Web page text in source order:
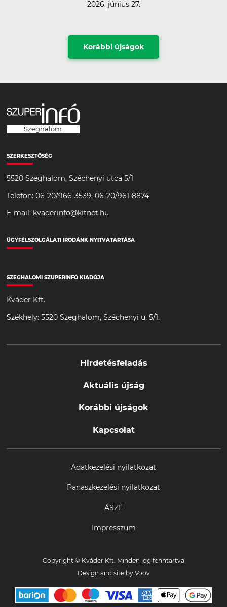
2026. június 27.
Korábbi újságok
Szeghalom
SZERKESZTŐSÉG
5520 Szeghalom, Széchenyi utca 5/1
Telefon: 06-20/966-3539, 06-20/961-8874
E-mail: kvaderinfo@kitnet.hu
ÜGYFÉLSZOLGÁLATI IRODÁNK NYITVATARTÁSA
SZEGHALOMI SZUPERINFÓ KIADÓJA
Kváder Kft.
Székhely: 5520 Szeghalom, Széchenyi u. 5/1.
Hirdetésfeladás
Aktuális újság
Korábbi újságok
Kapcsolat
Adatkezelési nyilatkozat
Panaszkezelési nyilatkozat
ÁSZF
Impresszum
Copyright © Kváder Kft. Minden jog fenntartva
Design and site by Voov